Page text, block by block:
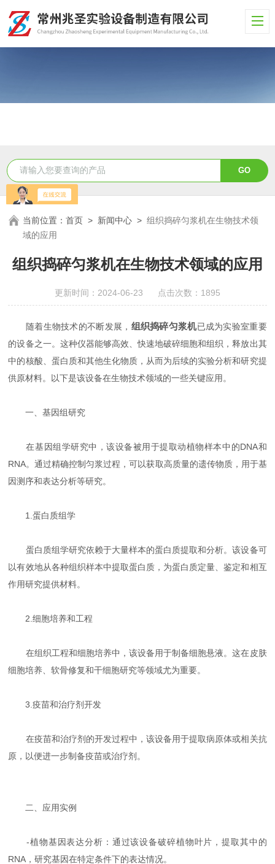
当前位置：首页 > 新闻中心 >组织捣碎匀浆机在生物技术领
域的应用
组织捣碎匀浆机在生物技术领域的应用
更新时间：2024-06-23 点击次数：1895
随着生物技术的不断发展， 组织捣碎匀浆机已成为实验室重要
的设备之一。这种仪器能够高效、快速地破碎细胞和组织，释放出其
中的核酸、蛋白质和其他生化物质，从而为后续的实验分析和研究提
供原材料。以下是该设备在生物技术领域的一些关键应用。
一、基因组研究
在基因组学研究中，该设备被用于提取动植物样本中的DNA和
RNA。通过精确控制匀浆过程，可以获取高质量的遗传物质，用于基
因测序和表达分析等研究。
1.蛋白质组学
蛋白质组学研究依赖于大量样本的蛋白质提取和分析。该设备可
以有效地从各种组织样本中提取蛋白质，为蛋白质定量、鉴定和相互
作用研究提供材料。
2.细胞培养和工程
在组织工程和细胞培养中，该设备用于制备细胞悬液。这在皮肤
细胞培养、软骨修复和干细胞研究等领域尤为重要。
3.疫苗和治疗剂开发
在疫苗和治疗剂的开发过程中，该设备用于提取病原体或相关抗
原，以便进一步制备疫苗或治疗剂。
二、应用实例
-植物基因表达分析：通过该设备破碎植物叶片，提取其中的
RNA，研究基因在特定条件下的表达情况。